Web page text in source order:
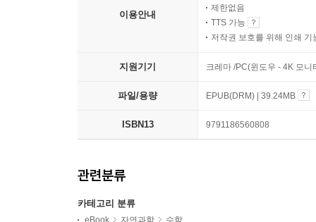
이용안내
제한없음
TTS 가능
저작권 보호를 위해 인쇄 기
지원기기 크레마 /PC(윈도우 - 4K 모
파일/용량 EPUB(DRM) | 39.24MB
ISBN13 9791186560808
관련분류
카테고리 분류
eBook 자연과학 수학